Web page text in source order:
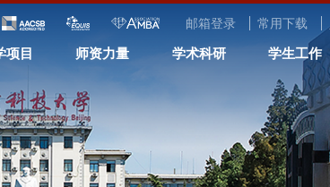
邮箱登录 常用下载
项目 师资力量 学术科研 学生工作